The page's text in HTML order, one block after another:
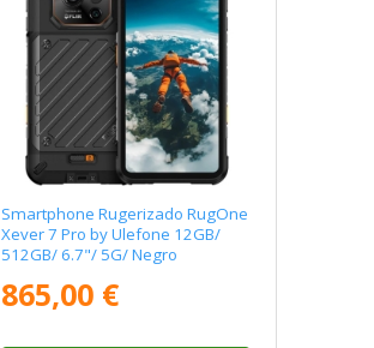
Smartphone Rugerizado RugOne
Xever 7 Pro by Ulefone 12GB/
512GB/ 6.7"/ 5G/ Negro
865,00 €